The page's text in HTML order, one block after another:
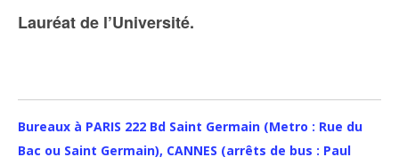
Lauréat de l’Université.
Bureaux à PARIS 222 Bd Saint Germain (Metro : Rue du
Bac ou Saint Germain), CANNES (arrêts de bus : Paul